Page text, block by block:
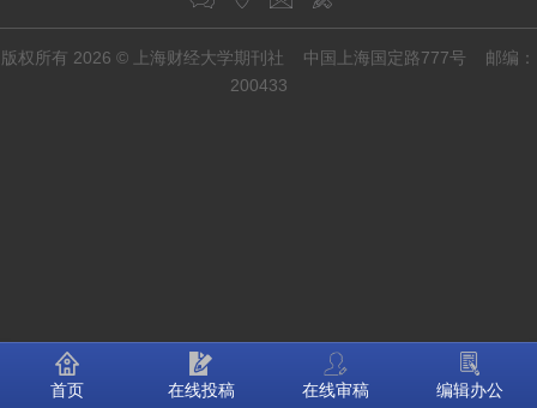
版权所有 2026 © 上海财经大学期刊社 中国上海国定路777号 邮编：
200433
首页 在线投稿 在线审稿 编辑办公